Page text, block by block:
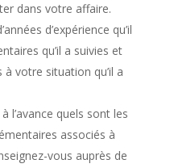
dans votre affaire.
d’expérience qu’il
qu’il a suivies et
votre situation qu’il a
l’avance quels sont les
associés à
vous auprès de